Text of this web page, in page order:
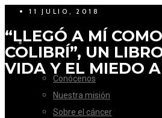
LA FUNDACIÓN
Conócenos
Nuestra misión
Sobre el cáncer
11 JULIO, 2018
“LLEGÓ A MÍ
COLIBRÍ”, UN
VIDA Y EL MIEDO